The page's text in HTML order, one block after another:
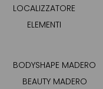
LOCALIZZATORE
ELEMENTI
BODYSHAPE MADERO
BEAUTY MADERO